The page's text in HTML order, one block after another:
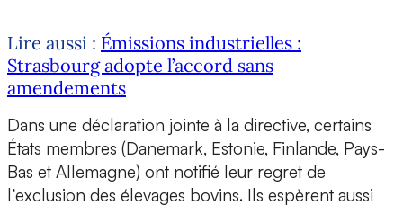
Lire aussi : Émissions industrielles :
Strasbourg adopte l’accord sans
amendements
Dans une déclaration jointe à la directive, certains
États membres (Danemark, Estonie, Finlande, Pays-
Bas et Allemagne) ont notifié leur regret de
l’exclusion des élevages bovins. Ils espèrent aussi